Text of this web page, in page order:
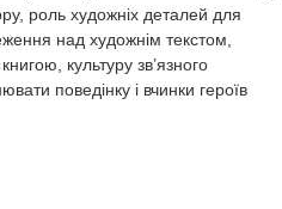
роль художніх деталей для
над художнім текстом,
культуру зв’язного
поведінку і вчинки героїв